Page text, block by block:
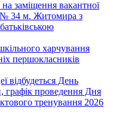
на заміщення вакантної
№ 34 м. Житомира з
харчування
першокласників
відбудеться День
графік проведення Дня
тренування 2026